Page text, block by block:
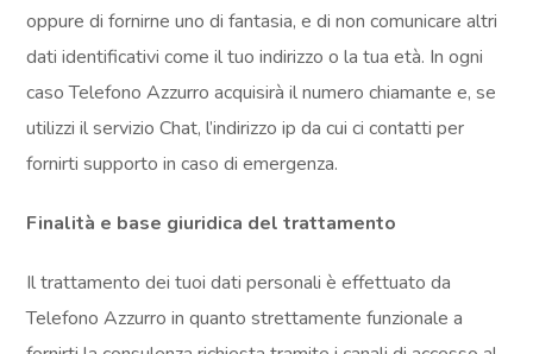
oppure di fornirne uno di fantasia, e di non comunicare altri
dati identificativi come il tuo indirizzo o la tua età. In ogni
caso Telefono Azzurro acquisirà il numero chiamante e, se
utilizzi il servizio Chat, l’indirizzo ip da cui ci contatti per
fornirti supporto in caso di emergenza.
Finalità e base giuridica del trattamento
Il trattamento dei tuoi dati personali è effettuato da
Telefono Azzurro in quanto strettamente funzionale a